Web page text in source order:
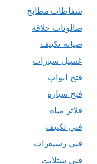
شفاطات مطابخ
صالونات حلاقة
صيانة تكييف
غسيل سيارات
فتح ابواب
فتح سيارة
فلاتر مياه
فني تكييف
فني رسيفرات
فني ستلايت